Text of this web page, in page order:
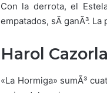
Con la derrota, el
empatados, sÃ­ ganÃ³.
Harol
«La Hormiga» sumÃ³